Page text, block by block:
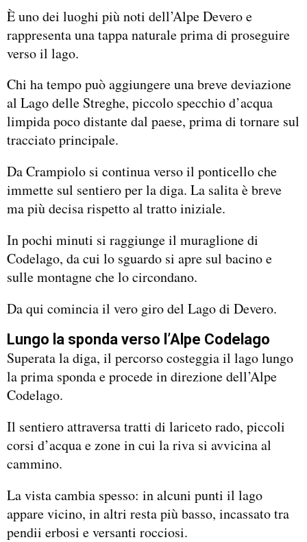
È uno dei luoghi più noti dell’Alpe Devero e
rappresenta una tappa naturale prima di proseguire
verso il lago.
Chi ha tempo può aggiungere una breve deviazione
al Lago delle Streghe, piccolo specchio d’acqua
limpida poco distante dal paese, prima di tornare sul
tracciato principale.
Da Crampiolo si continua verso il ponticello che
immette sul sentiero per la diga. La salita è breve
ma più decisa rispetto al tratto iniziale.
In pochi minuti si raggiunge il muraglione di
Codelago, da cui lo sguardo si apre sul bacino e
sulle montagne che lo circondano.
Da qui comincia il vero giro del Lago di Devero.
Lungo la sponda verso l’Alpe Codelago
Superata la diga, il percorso costeggia il lago lungo
la prima sponda e procede in direzione dell’Alpe
Codelago.
Il sentiero attraversa tratti di lariceto rado, piccoli
corsi d’acqua e zone in cui la riva si avvicina al
cammino.
La vista cambia spesso: in alcuni punti il lago
appare vicino, in altri resta più basso, incassato tra
pendii erbosi e versanti rocciosi.